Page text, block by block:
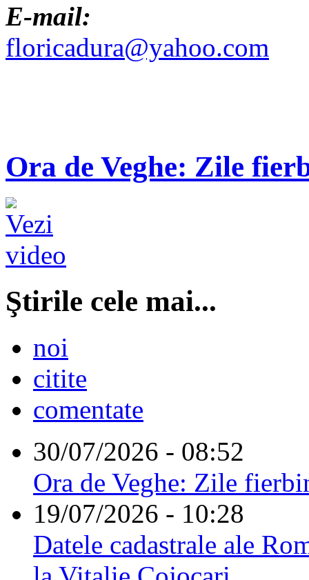
E-mail:
floricadura@yahoo.com
Ora de Veghe: Zile
Ştirile cele mai...
noi
citite
comentate
30/07/2026 - 08:52
Ora de Veghe: Zile
19/07/2026 - 10:28
Datele cadastrale ale